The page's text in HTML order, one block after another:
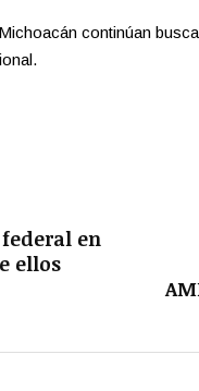
continúan
en
ellos